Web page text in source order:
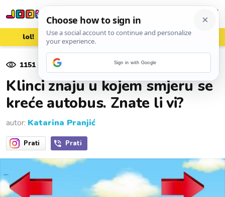
lol! aww vrh! woot?!
1151 pregleda
Klinci znaju u kojem smjeru se
kreće autobus. Znate li vi?
autor: Katarina Pranjić
Prati Prati
Sign in with Google